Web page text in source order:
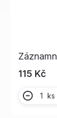
115 Kč
ks